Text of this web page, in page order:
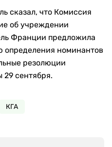
сказал, что Комиссия
об учреждении
Франции предложила
определения номинантов
резолюции
29 сентября.
КГА